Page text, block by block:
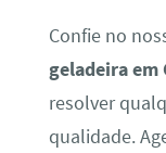
Confie no
geladeira em
resolver
qualidade.